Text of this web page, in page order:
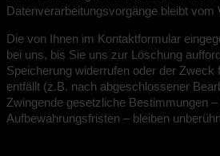
Datenverarbeitungsvorgänge bleibt vom
Die von Ihnen im Kontaktformular
bei uns, bis Sie uns zur Löschung
Speicherung widerrufen oder der Zweck
entfällt (z.B. nach abgeschlossener
Zwingende gesetzliche Bestimmungen
Aufbewahrungsfristen – bleiben